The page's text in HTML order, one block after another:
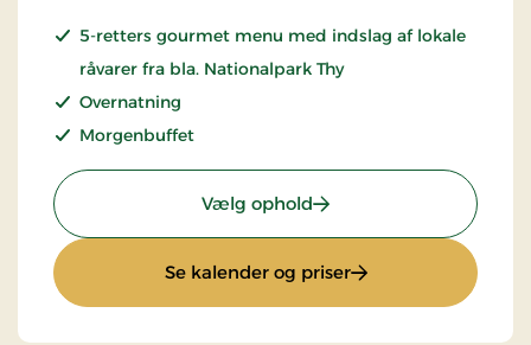
5-retters gourmet menu med indslag af lokale
råvarer fra bla. Nationalpark Thy
Overnatning
Morgenbuffet
Vælg ophold: Gourmetophold
Se kalender og priser: Gourmetophold